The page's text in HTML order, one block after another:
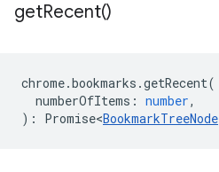
getRecent()
chrome.bookmarks .getRecent(
numberOfItems : number,
) : Promise<BookmarkTreeNode